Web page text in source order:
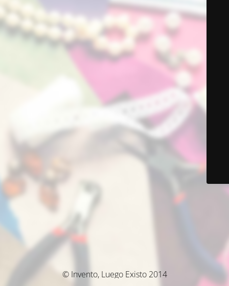
© Invento, Luego Existo 2014